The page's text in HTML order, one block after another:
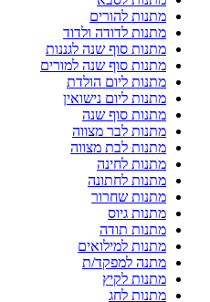
מתנות להורים
מתנות לדודה ולדוד
מתנות סוף שנה לגננות
מתנות סוף שנה למורים
מתנות ליום הולדת
מתנות ליום נישואין
מתנות סוף שנה
מתנות לבר מצווה
מתנות לבת מצווה
מתנות לחינה
מתנות לחתונה
מתנות שחרור
מתנות גיוס
מתנות תודה
מתנות למילואים
מתנה למפקד/ת
מתנות לקיץ
מתנות לחג